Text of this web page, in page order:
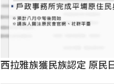
西拉雅族獲民族認定 原民